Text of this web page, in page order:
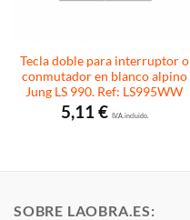
Tecla doble para interruptor o
conmutador en blanco alpino
Jung LS 990. Ref: LS995WW
5,11€I.V.A. incluido.
SOBRE LAOBRA.ES: